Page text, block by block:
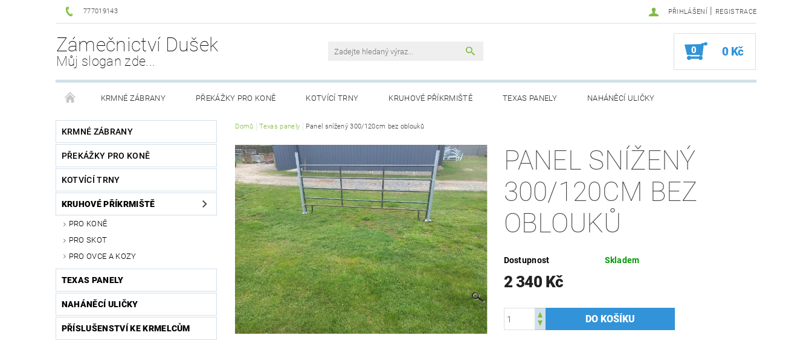
777019143 PŘIHLÁŠENÍ | REGISTRACE
Zámečnictví Dušek
Můj slogan zde...
0 0 Kč
KRMNÉ ZÁBRANY PŘEKÁŽKY PRO KONĚ KOTVÍCÍ TRNY KRUHOVÉ PŘÍKRMIŠTĚ TEXAS PANELY NAHÁNĚCÍ ULIČKY
PŘÍSLUŠENSTVÍ KE KRMELCŮM OBCHODNÍ PODMÍNKY KONTAKTY
KRMNÉ ZÁBRANY
PŘEKÁŽKY PRO KONĚ
KOTVÍCÍ TRNY
KRUHOVÉ PŘÍKRMIŠTĚ
PRO KONĚ
PRO SKOT
PRO OVCE A KOZY
TEXAS PANELY
NAHÁNĚCÍ ULIČKY
PŘÍSLUŠENSTVÍ KE KRMELCŮM
Domů Texas panely Panel snížený 300/120cm bez oblouků
PANEL SNÍŽENÝ
300/120CM BEZ
OBLOUKŮ
Dostupnost Skladem
2 340 Kč